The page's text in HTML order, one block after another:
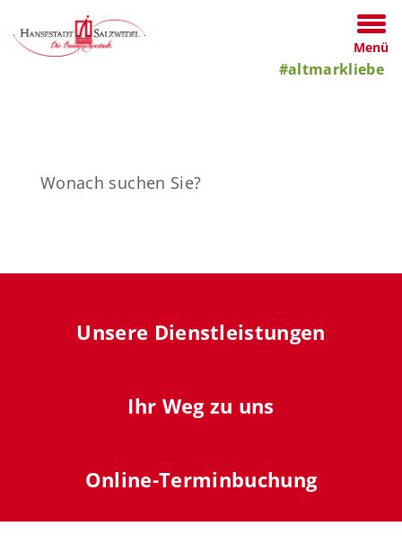
Menü
#altmarkliebe
Unsere Dienstleistungen
Ihr Weg zu uns
Online-Terminbuchung